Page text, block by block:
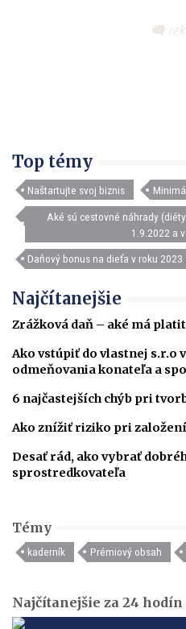
Top témy
Naštartujte svoj biznis
Aké sú cestovné náhrady
1.9.2022 a
Daňový bonus na dieťa v roku 2023
Najčítanejšie
Zrážková daň – aké má
Ako vstúpiť do vlastnej s.r.o
odmeňovania konateľa a
6 najčastejších chýb pri
Ako znížiť riziko pri
Desať rád, ako vybrať
sprostredkovateľa
Témy
kaderník Prémiový obsah
Najčítanejšie za 24 hodín